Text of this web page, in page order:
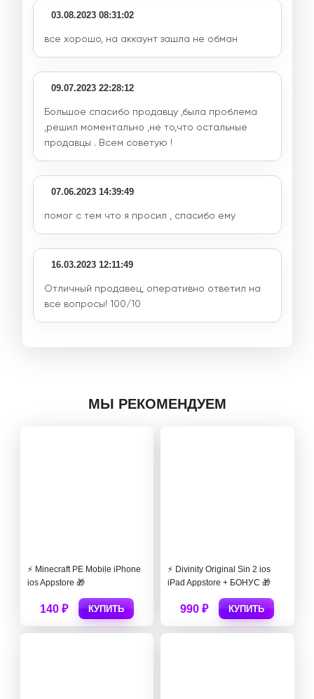
03.08.2023 08:31:02
все хорошо, на аккаунт зашла не обман
09.07.2023 22:28:12
Большое спасибо продавцу ,была проблема
,решил моментально ,не то,что остальные
продавцы . Всем советую !
07.06.2023 14:39:49
помог с тем что я просил , спасибо ему
16.03.2023 12:11:49
Отличный продавец, оперативно ответил на
все вопросы! 100/10
МЫ РЕКОМЕНДУЕМ
⚡️ Minecraft PE Mobile iPhone
ios Appstore 🎁
140 ₽ КУПИТЬ
⚡️ Divinity Original Sin 2 ios
iPad Appstore + БОНУС 🎁
990 ₽ КУПИТЬ